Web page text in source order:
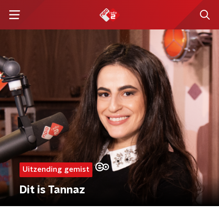
Uitzending gemist
Dit is Tannaz